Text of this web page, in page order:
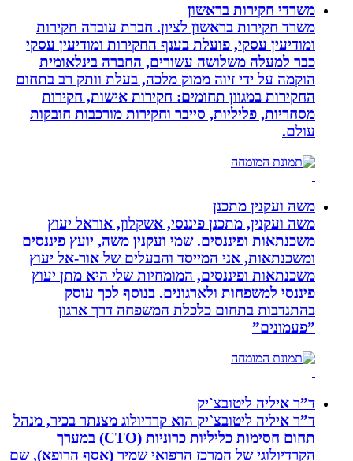
משרדי חקירות בראשון
משרד חקירות בראשון לציון. חברת עובדה חקירות
ומודיעין עסקי, פועלת בענף החקירות ומודיעין עסקי
כבר למעלה משלושה עשורים, החברה בינלאומית
הוקמה על ידי זיוה ממוק מלכה, בעלת וותק רב בתחום
החקירות במגוון תחומים: חקירות אישות, חקירות
מסחריות, פליליות, סייבר וחקירות מורכבות חובקות
עולם.
משה ועקנין מתכנן
משה ועקנין, מתכנן פיננסי, אשקלון, אוראל יעוץ
משכנתאות ופיננסים. שמי ועקנין משה, יועץ פיננסים
ומשכנתאות, אני המייסד והבעלים של אור-אל יעוץ
משכנתאות ופיננסים, המומחיות שלי היא מתן יעוץ
פיננסי למשפחות ולארגונים. בנוסף לכך עוסק
בהתנדבות בתחום כלכלת המשפחה דרך ארגון
”פעמונים”
ד”ר איליה ליטובצ`יק
ד”ר איליה ליטובצ`יק הוא קרדיולוג מצנתר בכיר, מנהל
תחום חסימות כליליות כרוניות (CTO) במערך
הקרדיולוגי של המרכז הרפואי שמיר (אסף הרופא), שם